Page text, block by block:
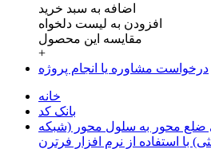
اضافه به سبد خرید
افزودن به لیست دلخواه
مقایسه این محصول
+
درخواست مشاوره یا انجام پروژه
خانه
بانک کد
ضلع محور به سلول محور (شبکه
با استفاده از نرم افزار فرترن